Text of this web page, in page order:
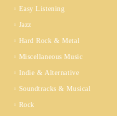
Easy Listening
Jazz
Hard Rock & Metal
Miscellaneous Music
Indie & Alternative
Soundtracks & Musical
Rock